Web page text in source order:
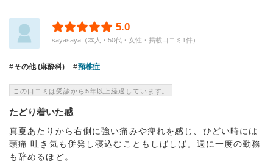
5.0
sayasaya（本人・50代・女性・掲載口コミ1件）
その他 (麻酔科) 頸椎症
この口コミは受診から5年以上経過しています。
たどり着いた感
真夏あたりから右側に強い痛みや痺れを感じ、ひどい時には
頭痛 吐き気も併発し寝込むこともしばしば。週に一度の勤務
も辞めるほど。